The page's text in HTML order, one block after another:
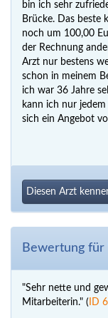
bin ich sehr
Brücke. Das beste
noch um 100,00
der Rechnung
Arzt nur bestens
schon in meinem
ich war 36 Jahre
kann ich nur
sich ein Angebot
Diesen Arzt
Bewertung für
"Sehr nette und
Mitarbeiterin." ( ID